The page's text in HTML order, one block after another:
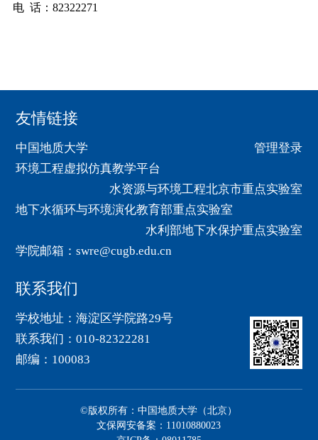
电 话：82322271
友情链接
中国地质大学
管理登录
环境工程虚拟仿真教学平台
水资源与环境工程北京市重点实验室
地下水循环与环境演化教育部重点实验室
水利部地下水保护重点实验室
学院邮箱：swre@cugb.edu.cn
联系我们
学校地址：海淀区学院路29号
联系我们：010-82322281
邮编：100083
©版权所有：中国地质大学（北京）
文保网安备案：11010880023